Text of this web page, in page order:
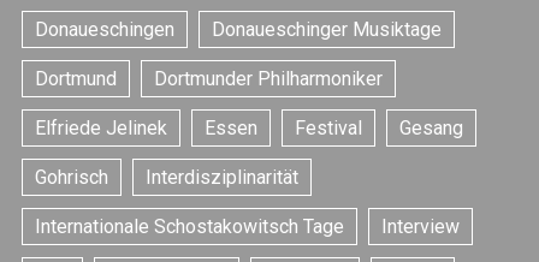
Donaueschingen Donaueschinger Musiktage
Dortmund Dortmunder Philharmoniker
Elfriede Jelinek Essen Festival Gesang
Gohrisch Interdisziplinarität
Internationale Schostakowitsch Tage Interview